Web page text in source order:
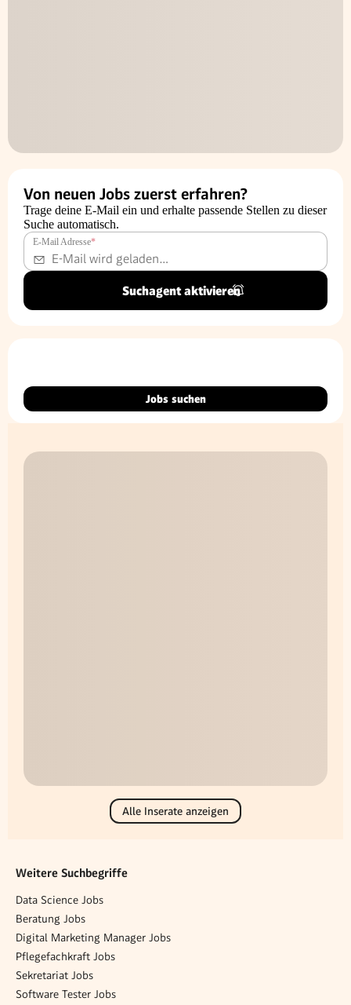
Von neuen Jobs zuerst erfahren?
Trage deine E-Mail ein und erhalte passende Stellen zu dieser
Suche automatisch.
E-Mail Adresse*
Suchagent aktivieren
Jobs suchen
Alle Inserate anzeigen
Weitere Suchbegriffe
Data Science Jobs
Beratung Jobs
Digital Marketing Manager Jobs
Pflegefachkraft Jobs
Sekretariat Jobs
Software Tester Jobs